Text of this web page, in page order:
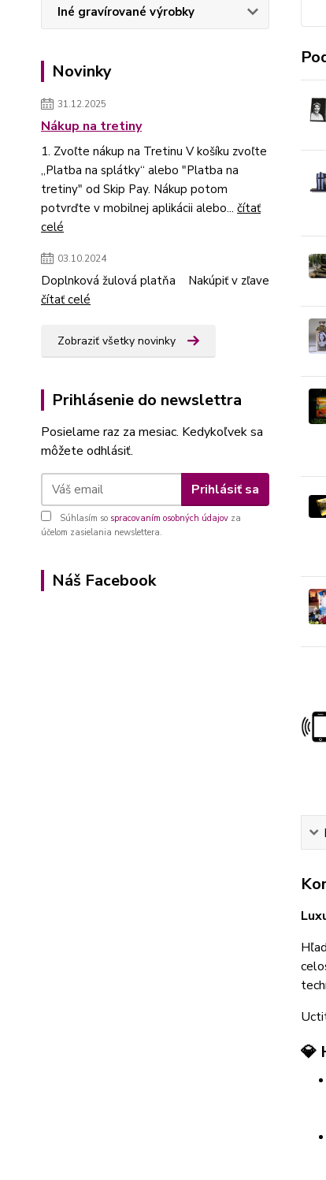
Iné gravírované výrobky
Novinky
31.12.2025
Nákup na tretiny
1. Zvoľte nákup na Tretinu V košíku zvoľte
„Platba na splátky“ alebo "Platba na
tretiny" od Skip Pay. Nákup potom
potvrďte v mobilnej aplikácii alebo... čítať
celé
03.10.2024
Doplnková žulová platňa Nakúpiť v zľave
čítať celé
Zobraziť všetky novinky
Prihlásenie do newslettra
Posielame raz za mesiac. Kedykoľvek sa
môžete odhlásiť.
Prihlásiť sa
Súhlasím so spracovaním osobných údajov za
účelom zasielania newslettera.
Náš Facebook
💎